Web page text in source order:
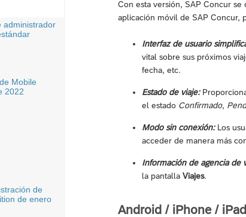
administrador
Mobile
2022
de
de enero
Con esta versión, SAP Concur
aplicación móvil de SAP Concur,
Interfaz de usuario
vital sobre sus próximos
fecha, etc.
Estado de viaje:
el estado Confirmado,
Modo sin conexión:Los
acceder de manera más
Información de agencia de
la pantalla Viajes.
Android / iPhone /